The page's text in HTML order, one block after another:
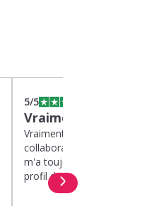
5/5
Vraiment top
Vraiment top, plus d'un
collaboration avec
m'a toujours proposé de
profil de nounou. Et